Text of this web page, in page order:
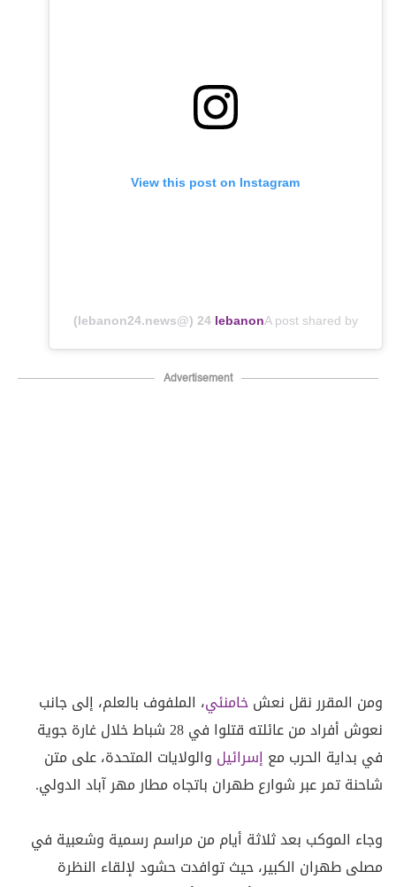
View this post on Instagram
A post shared by
lebanon
24 (@lebanon24.news)
Advertisement
ومن المقرر نقل نعشخامنئي، الملفوف بالعلم، إلى جانب
نعوش أفراد من عائلته قتلوا في 28 شباط خلال غارة جوية
في بداية الحرب مع إسرائيل والولايات المتحدة، على متن
شاحنة تمر عبر شوارع طهران باتجاه مطار مهر آباد الدولي.
وجاء الموكب بعد ثلاثة أيام من مراسم رسمية وشعبية في
مصلى طهران الكبير، حيث توافدت حشود لإلقاء النظرة